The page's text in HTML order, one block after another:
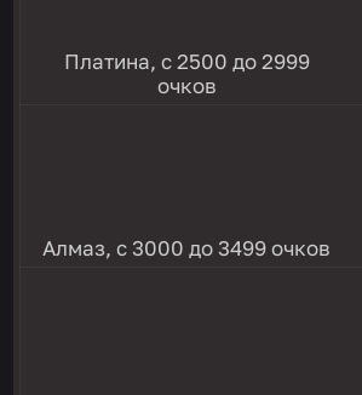
Платина, с 2500 до 2999
очков
Алмаз, с 3000 до 3499 очков